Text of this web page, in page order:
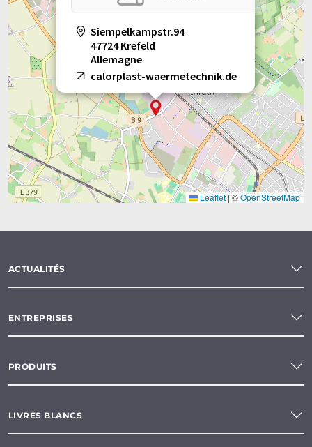
Siempelkampstr.94
47724 Krefeld
Allemagne
calorplast-waermetechnik.de
Leaflet | ©OpenStreetMap
ACTUALITÉS
ENTREPRISES
PRODUITS
LIVRES BLANCS